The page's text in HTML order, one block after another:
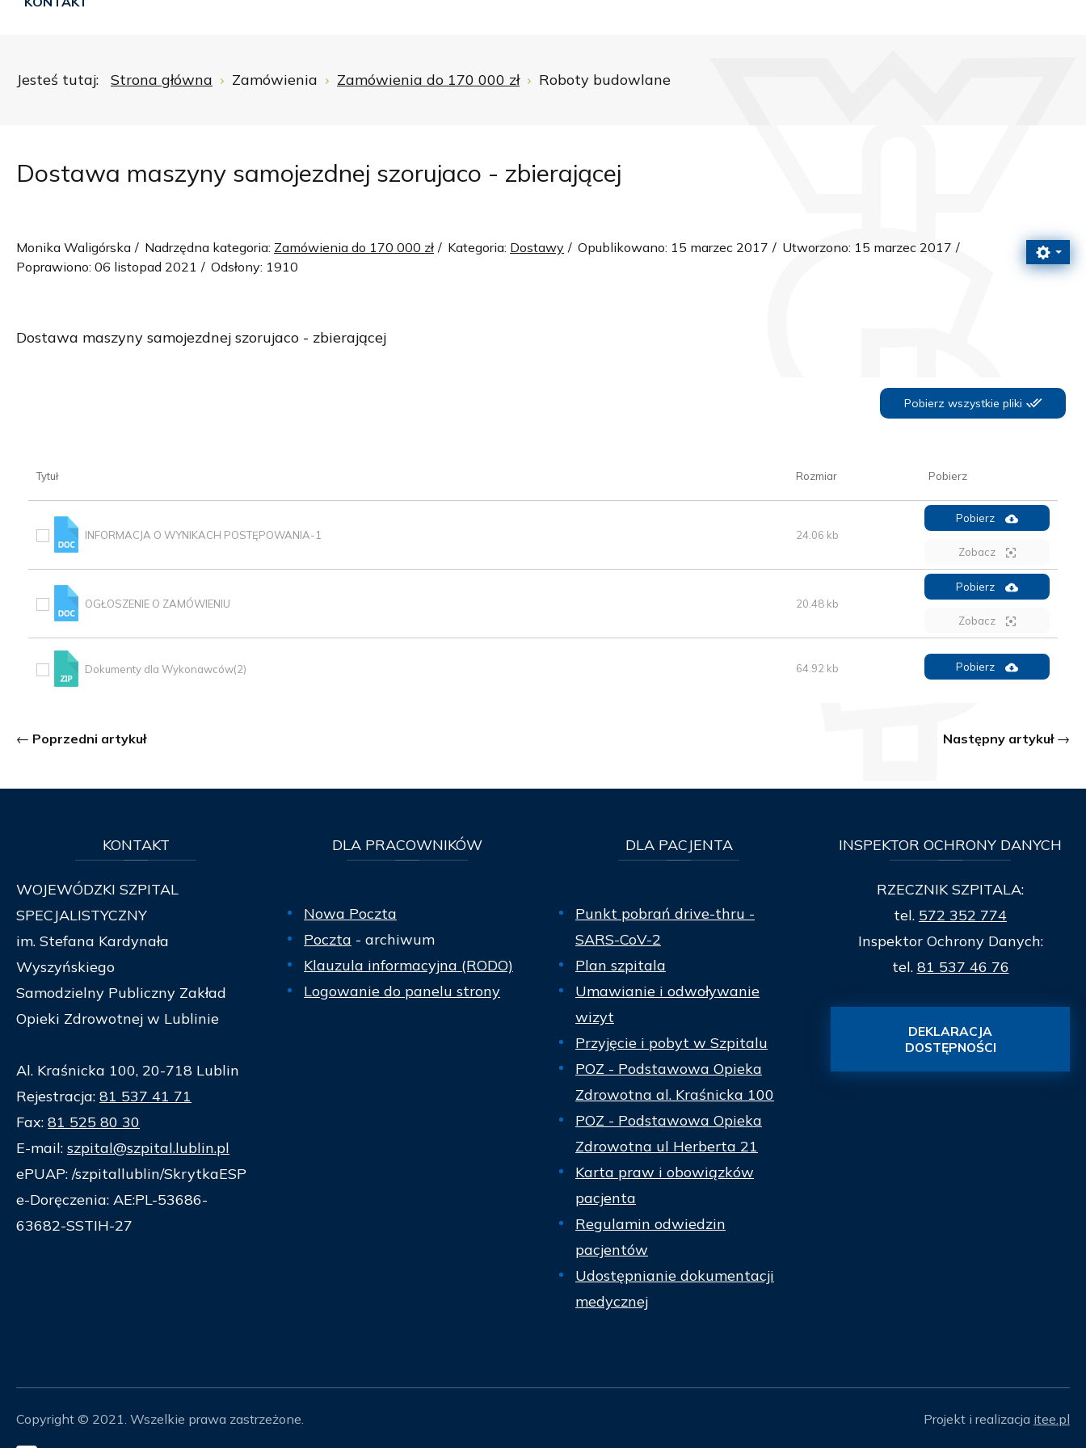
Jesteś tutaj: Strona główna Zamówienia Zamówienia do 170 000 zł Roboty budowlane
Dostawa maszyny samojezdnej szorujaco - zbierającej
Monika Waligórska Nadrzędna kategoria: Zamówienia do 170 000 zł Kategoria: Dostawy Opublikowano: 15 marzec 2017
Utworzono: 15 marzec 2017
Poprawiono: 06 listopad 2021
Odsłony: 1910
Dostawa maszyny samojezdnej szorujaco - zbierającej
Pobierz wszystkie pliki
Tytuł Rozmiar Pobierz
INFORMACJA O WYNIKACH POSTĘPOWANIA-1 24.06 kb
Pobierz
Zobacz
OGŁOSZENIE O ZAMÓWIENIU 20.48 kb
Pobierz
Zobacz
Dokumenty dla Wykonawców(2) 64.92 kb Pobierz
Poprzedni artykuł Następny artykuł
KONTAKT
WOJEWÓDZKI SZPITAL
SPECJALISTYCZNY
im. Stefana Kardynała
Wyszyńskiego
Samodzielny Publiczny Zakład
Opieki Zdrowotnej w Lublinie
Al. Kraśnicka 100, 20-718 Lublin
Rejestracja: 81 537 41 71
Fax: 81 525 80 30
E-mail: szpital@szpital.lublin.pl
ePUAP: /szpitallublin/SkrytkaESP
e-Doręczenia: AE:PL-53686-
63682-SSTIH-27
DLA PRACOWNIKÓW
Nowa Poczta
Poczta - archiwum
Klauzula informacyjna (RODO)
Logowanie do panelu strony
DLAPACJENTA
Punkt pobrań drive-thru -
SARS-CoV-2
Plan szpitala
Umawianie i odwoływanie
wizyt
Przyjęcie i pobyt w Szpitalu
POZ - Podstawowa Opieka
Zdrowotna al. Kraśnicka 100
POZ - Podstawowa Opieka
Zdrowotna ul Herberta 21
Karta praw i obowiązków
pacjenta
Regulamin odwiedzin
pacjentów
Udostępnianie dokumentacji
medycznej
INSPEKTOR OCHRONY DANYCH
RZECZNIK SZPITALA:
tel. 572 352 774
Inspektor Ochrony Danych:
tel. 81 537 46 76
DEKLARACJA
DOSTĘPNOŚCI
Copyright © 2021. Wszelkie prawa zastrzeżone. Projekt i realizacja itee.pl